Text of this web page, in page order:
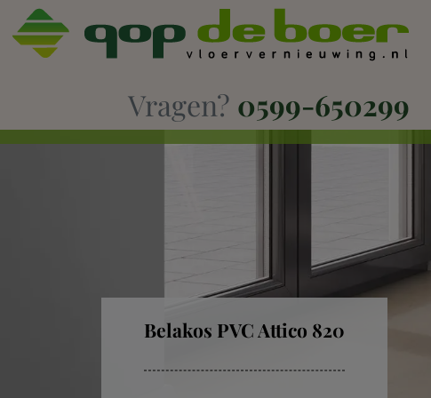
Vragen? 0599-650299
Belakos PVC Attico 820